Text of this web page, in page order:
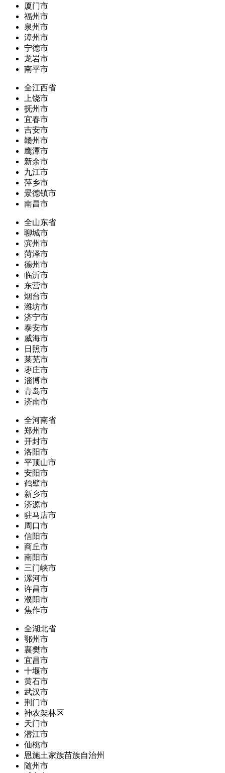
厦门市
福州市
泉州市
漳州市
宁德市
龙岩市
南平市
全江西省
上饶市
抚州市
宜春市
吉安市
赣州市
鹰潭市
新余市
九江市
萍乡市
景德镇市
南昌市
全山东省
聊城市
滨州市
菏泽市
德州市
临沂市
东营市
烟台市
潍坊市
济宁市
泰安市
威海市
日照市
莱芜市
枣庄市
淄博市
青岛市
济南市
全河南省
郑州市
开封市
洛阳市
平顶山市
安阳市
鹤壁市
新乡市
济源市
驻马店市
周口市
信阳市
商丘市
南阳市
三门峡市
漯河市
许昌市
濮阳市
焦作市
全湖北省
鄂州市
襄樊市
宜昌市
十堰市
黄石市
武汉市
荆门市
神农架林区
天门市
潜江市
仙桃市
恩施土家族苗族自治州
随州市